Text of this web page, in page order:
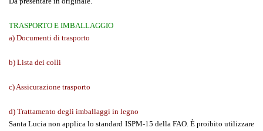
TRASPORTO E IMBALLAGGIO
a) Documenti di trasporto
b) Lista dei colli
c) Assicurazione trasporto
d) Trattamento degli imballaggi in legno
Santa Lucia non applica lo standard ISPM-15 della FAO. È proibito utilizzare